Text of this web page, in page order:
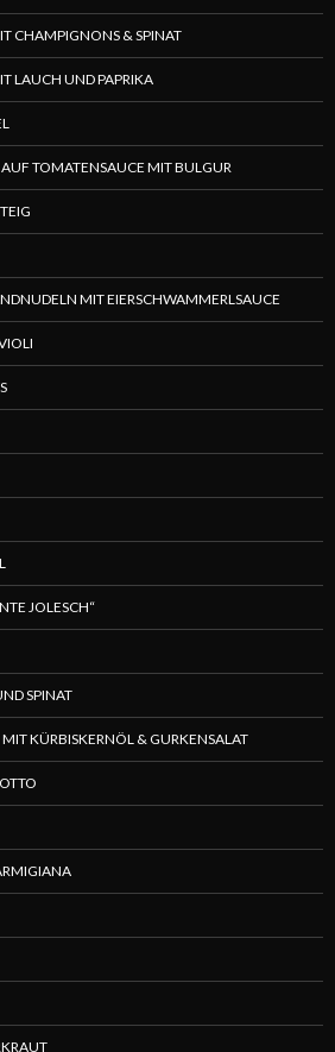
CHAMPIGNONS & SPINAT
LAUCH UND PAPRIKA
TOMATENSAUCE MIT BULGUR
MIT EIERSCHWAMMERLSAUCE
JOLESCH“
SPINAT
KÜRBISKERNÖL & GURKENSALAT